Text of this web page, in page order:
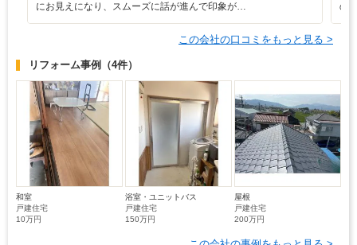
にお見えになり、スムーズに話が進んで印象が…
の
この会社の口コミをもっと見る >
リフォーム事例 （4件）
和室
戸建住宅
10万円
浴室・ユニットバス
戸建住宅
150万円
屋根
戸建住宅
200万円